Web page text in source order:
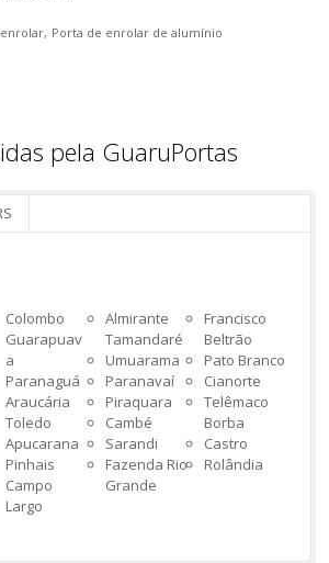
Porta de enrolar de alumínio
pela GuaruPortas
Colombo
Guarapuav
a
Paranaguá
Araucária
Toledo
Apucarana
Pinhais
Campo
Largo
Almirante
Tamandaré
Umuarama
Paranavaí
Piraquara
Cambé
Sarandi
Fazenda Rio
Grande
Francisco
Beltrão
Pato Branco
Cianorte
Telêmaco
Borba
Castro
Rolândia